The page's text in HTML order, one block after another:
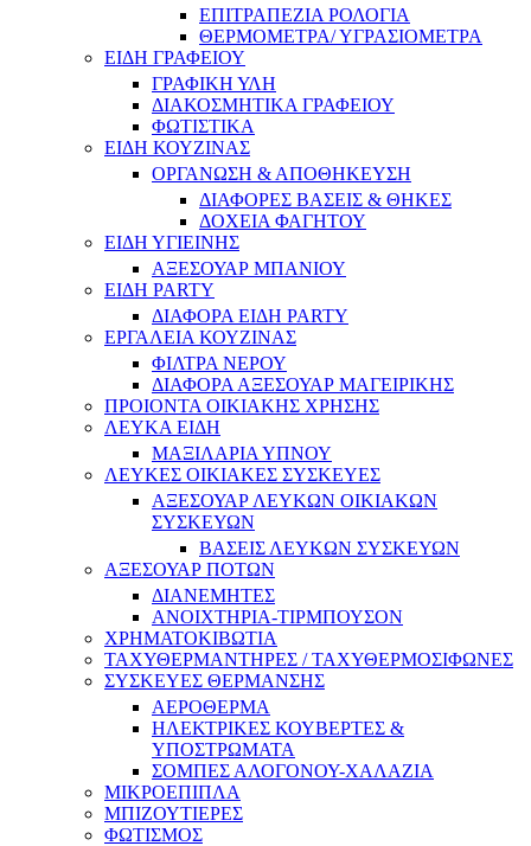
ΕΠΙΤΡΑΠΕΖΙΑ ΡΟΛΟΓΙΑ
ΘΕΡΜΟΜΕΤΡΑ/ ΥΓΡΑΣΙΟΜΕΤΡΑ
ΕΙΔΗ ΓΡΑΦΕΙΟΥ
ΓΡΑΦΙΚΗ ΥΛΗ
ΔΙΑΚΟΣΜΗΤΙΚΑ ΓΡΑΦΕΙΟΥ
ΦΩΤΙΣΤΙΚΑ
ΕΙΔΗ ΚΟΥΖΙΝΑΣ
ΟΡΓΑΝΩΣΗ & ΑΠΟΘΗΚΕΥΣΗ
ΔΙΑΦΟΡΕΣ ΒΑΣΕΙΣ & ΘΗΚΕΣ
ΔΟΧΕΙΑ ΦΑΓΗΤΟΥ
ΕΙΔΗ ΥΓΙΕΙΝΗΣ
ΑΞΕΣΟΥΑΡ ΜΠΑΝΙΟΥ
ΕΙΔΗ PARTY
ΔΙΑΦΟΡΑ ΕΙΔΗ PARTY
ΕΡΓΑΛΕΙΑ ΚΟΥΖΙΝΑΣ
ΦΙΛΤΡΑ ΝΕΡΟΥ
ΔΙΑΦΟΡΑ ΑΞΕΣΟΥΑΡ ΜΑΓΕΙΡΙΚΗΣ
ΠΡΟΙΟΝΤΑ ΟΙΚΙΑΚΗΣ ΧΡΗΣΗΣ
ΛΕΥΚΑ ΕΙΔΗ
ΜΑΞΙΛΑΡΙΑ ΥΠΝΟΥ
ΛΕΥΚΕΣ ΟΙΚΙΑΚΕΣ ΣΥΣΚΕΥΕΣ
ΑΞΕΣΟΥΑΡ ΛΕΥΚΩΝ ΟΙΚΙΑΚΩΝ
ΣΥΣΚΕΥΩΝ
ΒΑΣΕΙΣ ΛΕΥΚΩΝ ΣΥΣΚΕΥΩΝ
ΑΞΕΣΟΥΑΡ ΠΟΤΩΝ
ΔΙΑΝΕΜΗΤΕΣ
ΑΝΟΙΧΤΗΡΙΑ-ΤΙΡΜΠΟΥΣΟΝ
ΧΡΗΜΑΤΟΚΙΒΩΤΙΑ
ΤΑΧΥΘΕΡΜΑΝΤΗΡΕΣ / ΤΑΧΥΘΕΡΜΟΣΙΦΩΝΕΣ
ΣΥΣΚΕΥΕΣ ΘΕΡΜΑΝΣΗΣ
ΑΕΡΟΘΕΡΜΑ
ΗΛΕΚΤΡΙΚΕΣ ΚΟΥΒΕΡΤΕΣ &
ΥΠΟΣΤΡΩΜΑΤΑ
ΣΟΜΠΕΣ ΑΛΟΓΟΝΟΥ-ΧΑΛΑΖΙΑ
ΜΙΚΡΟΕΠΙΠΛΑ
ΜΠΙΖΟΥΤΙΕΡΕΣ
ΦΩΤΙΣΜΟΣ